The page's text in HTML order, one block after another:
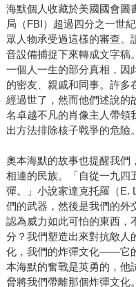
海默個人收藏於美國國會圖
局（FBI）超過四分之一世
眾人物承受過這樣的審查。
音設備捕捉下來轉成文字稿
一個人一生的部分真相，因
的密友、親戚和同事。許多
經過世了，然而他們述說的
名卓越不凡的肖像主人帶領
出方法排除核子戰爭的危險
奧本海默的故事也提醒我們
相連的民族。「自從一九四
彈。」小說家達克托羅（E.
們的武器，然後是我們的外
認為威力如此可怕的東西，
分？我們塑造出來對抗敵人
化，我們的炸彈文化——它
本海默的奮戰是英勇的，他
脅將我們帶離那個炸彈文化